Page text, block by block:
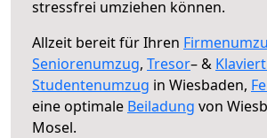
stressfrei umziehen können.
Allzeit bereit für Ihren
Seniorenumzug, Tresor– &
Studentenumzug in Wiesbaden,
eine optimale Beiladung von
Mosel.